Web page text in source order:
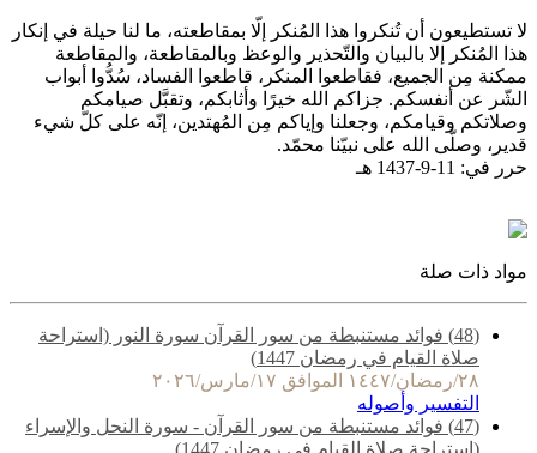
لا تستطيعون أن تُنكروا هذا المُنكر إلّا بمقاطعته، ما لنا حيلة في إنكار
هذا المُنكر إلا بالبيان والتّحذير والوعظ وبالمقاطعة، والمقاطعة
ممكنة مِن الجميع، فقاطعوا المنكر، قاطعوا الفساد، سُدُّوا أبواب
الشّر عن أنفسكم. جزاكم الله خيرًا وأثابكم، وتقبَّل صيامكم
وصلاتكم وقيامكم، وجعلنا وإياكم مِن المُهتدين، إنّه على كلّ شيء
قدير، وصلّى الله على نبيّنا محمّد.
حرر في: 11-9-1437 هـ
مواد ذات صلة
(48) فوائد مستنبطة من سور القرآن سورة النور (استراحة
صلاة القيام في رمضان 1447)
٢٨/رمضان/١٤٤٧ الموافق ١٧/مارس/٢٠٢٦
التفسير وأصوله
(47) فوائد مستنبطة من سور القرآن - سورة النحل والإسراء
(استراحة صلاة القيام في رمضان 1447)